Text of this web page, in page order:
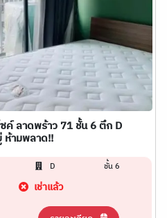
ซค์ ลาดพร้าว 71 ชั้น 6 ตึก D
ห้ามพลาด!!
D ชั้น 6
เช่าแล้ว